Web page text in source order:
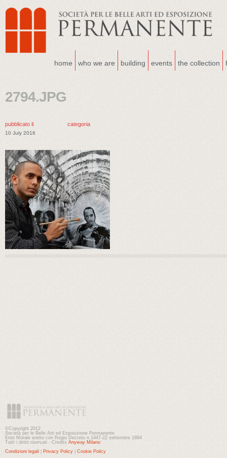
home who we are building events the collection
2794.JPG
pubblicato il
10 July 2016
categoria
©Copyright 2012
Società per le Belle Arti ed Esposizione Permanente
Ente Morale eretto con Regio Decreto n.1447-22 settembre 1884
Tutti i diritti riservati - Credits Anyway Milano
Condizioni legali
Privacy Policy Cookie Policy